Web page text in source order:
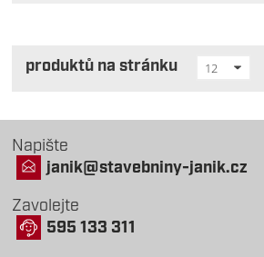
produktů na stránku 12
Napište
janik@stavebniny-janik.cz
Zavolejte
595 133 311